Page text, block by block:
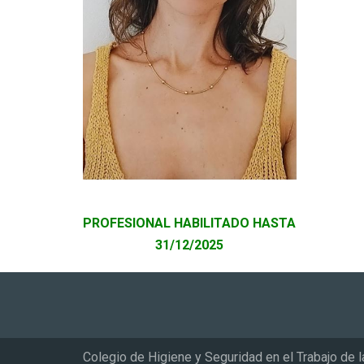
PROFESIONAL HABILITADO HASTA
31/12/2025
Colegio de Higiene y Seguridad en el Trabajo de